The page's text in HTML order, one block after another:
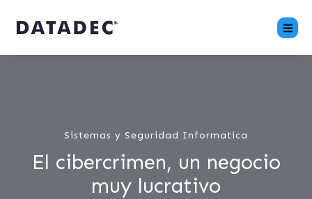
Sistemas y Seguridad Informatica
El cibercrimen, un negocio
muy lucrativo